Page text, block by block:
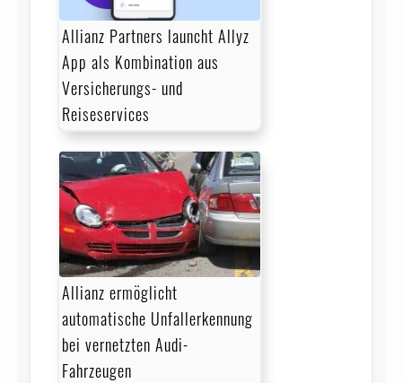
Allianz Partners launcht Allyz
App als Kombination aus
Versicherungs- und
Reiseservices
Allianz ermöglicht
automatische Unfallerkennung
bei vernetzten Audi-
Fahrzeugen